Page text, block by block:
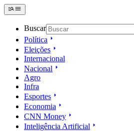
Buscar
Política
Eleições
Internacional
Nacional
Agro
Infra
Esportes
Economia
CNN Money
Inteligência Artificial